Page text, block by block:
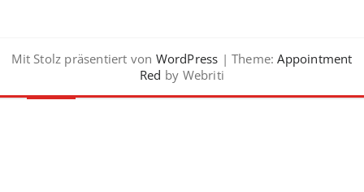
Mit Stolz präsentiert von WordPress | Theme: Appointment
Red by Webriti